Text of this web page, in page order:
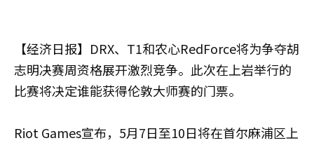
【经济日报】DRX、T1和农心RedForce将为争夺胡
志明决赛周资格展开激烈竞争。此次在上岩举行的
比赛将决定谁能获得伦敦大师赛的门票。
Riot Games宣布，5月7日至10日将在首尔麻浦区上